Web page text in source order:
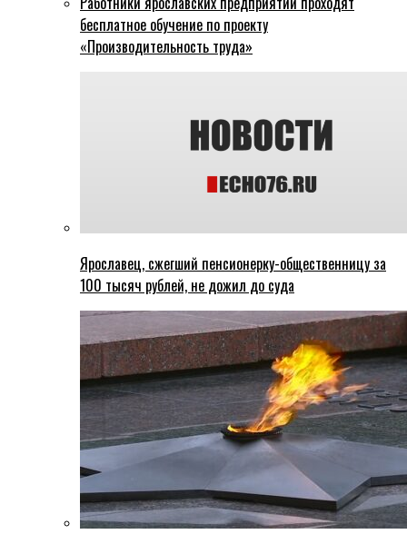
бесплатное обучение по проекту
«Производительность труда»
Ярославец, сжегший пенсионерку-общественницу за
100 тысяч рублей, не дожил до суда